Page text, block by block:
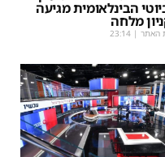
הבינלאומית מגיעה
מלחה
האתר |
23:14